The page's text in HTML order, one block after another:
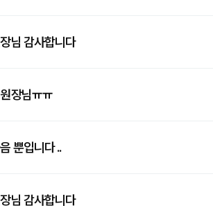
님 감사합니다
장님ㅠㅠ
뿐입니다 ..
님 감사합니다